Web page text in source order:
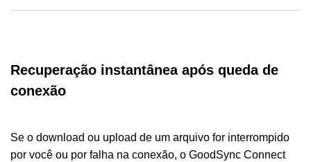
Recuperação instantânea após queda de
conexão
Se o download ou upload de um arquivo for interrompido
por você ou por falha na conexão, o GoodSync Connect